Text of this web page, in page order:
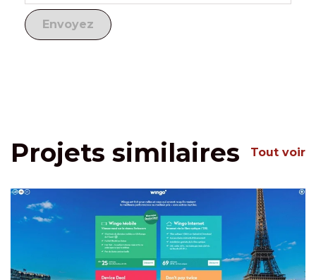
Projets similaires Tout voir